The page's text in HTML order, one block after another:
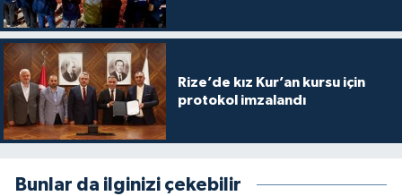
Rize’de kız Kur’an kursu için
protokol imzalandı
Bunlar da ilginizi çekebilir
Konya Müftülüğü
Kütahya Müftülüğü
Malatya Müftülüğü